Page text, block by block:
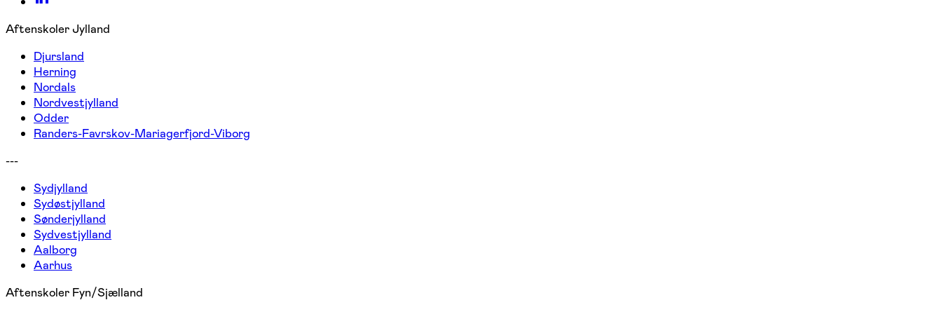
Aftenskoler Jylland
Djursland
Herning
Nordals
Nordvestjylland
Odder
Randers-Favrskov-Mariagerfjord-Viborg
---
Sydjylland
Sydøstjylland
Sønderjylland
Sydvestjylland
Aalborg
Aarhus
Aftenskoler Fyn/Sjælland